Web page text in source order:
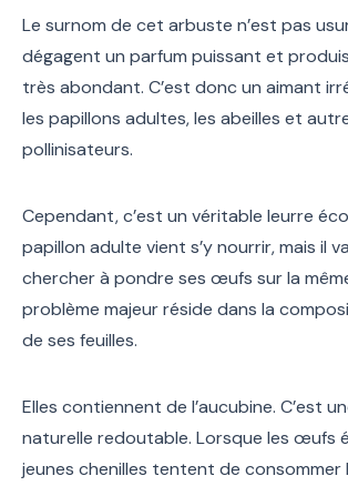
Le surnom de cet arbuste n’est pas
dégagent un parfum puissant et
très abondant. C’est donc un aimant
les papillons adultes, les abeilles et
pollinisateurs.
Cependant, c’est un véritable leurre
papillon adulte vient s’y nourrir, mais il
chercher à pondre ses œufs sur la
problème majeur réside dans la
de ses feuilles.
Elles contiennent de l’aucubine. C’est
naturelle redoutable. Lorsque les œufs
jeunes chenilles tentent de consommer